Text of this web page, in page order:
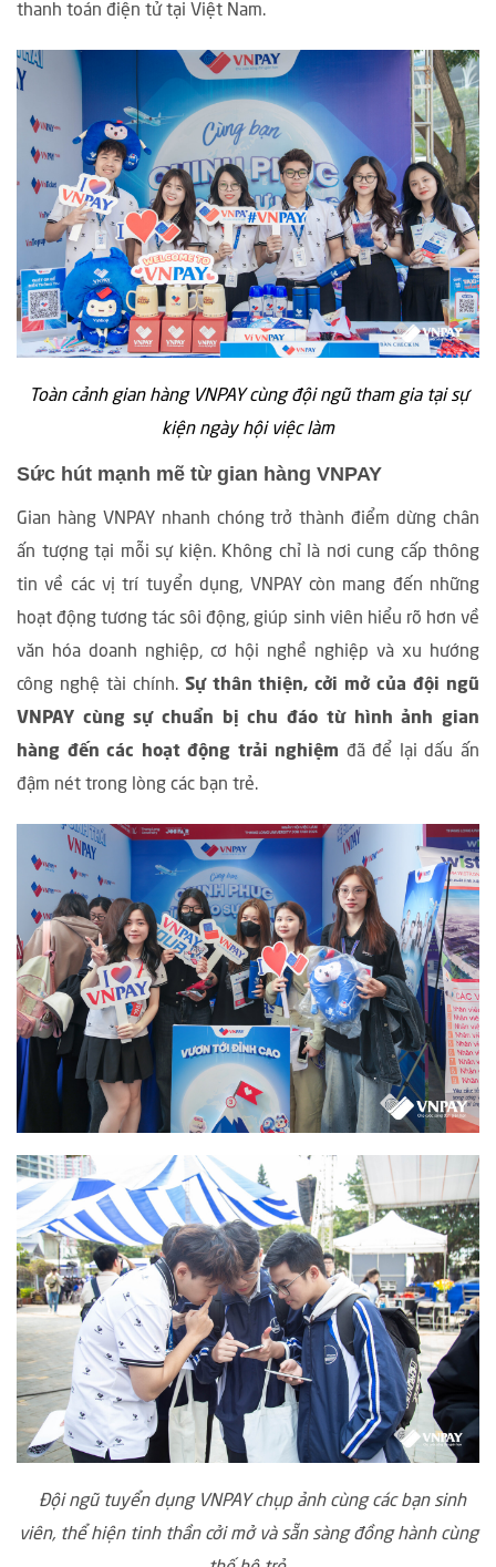
thanh toán điện tử tại Việt Nam.
Toàn cảnh gian hàng VNPAY cùng đội ngũ tham gia tại sự
kiện ngày hội việc làm
Sức hút mạnh mẽ từ gian hàng VNPAY
Gian hàng VNPAY nhanh chóng trở thành điểm dừng chân
ấn tượng tại mỗi sự kiện. Không chỉ là nơi cung cấp thông
tin về các vị trí tuyển dụng, VNPAY còn mang đến những
hoạt động tương tác sôi động, giúp sinh viên hiểu rõ hơn về
văn hóa doanh nghiệp, cơ hội nghề nghiệp và xu hướng
công nghệ tài chính. Sự thân thiện, cởi mở của đội ngũ
VNPAY cùng sự chuẩn bị chu đáo từ hình ảnh gian
hàng đến các hoạt động trải nghiệm đã để lại dấu ấn
đậm nét trong lòng các bạn trẻ.
Đội ngũ tuyển dụng VNPAY chụp ảnh cùng các bạn sinh
viên, thể hiện tinh thần cởi mở và sẵn sàng đồng hành cùng